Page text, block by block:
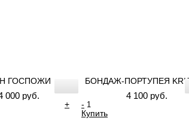
ГОСПОЖИ
000 руб.
+
БОНДАЖ-ПОРТУПЕЯ
4 100 руб.
-
Купить